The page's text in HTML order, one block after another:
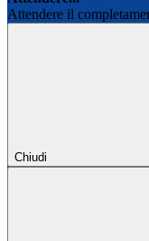
Attendere il
Chiudi